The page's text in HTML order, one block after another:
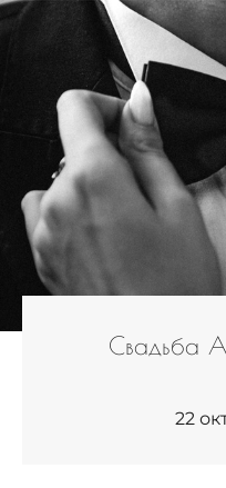
Свадьба
22